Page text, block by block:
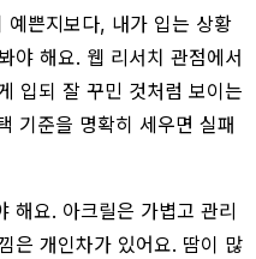
예쁜지보다, 내가 입는 상황
야 해요. 웹 리서치 관점에서
입되 잘 꾸민 것처럼 보이는
기준을 명확히 세우면 실패
해요. 아크릴은 가볍고 관리
은 개인차가 있어요. 땀이 많